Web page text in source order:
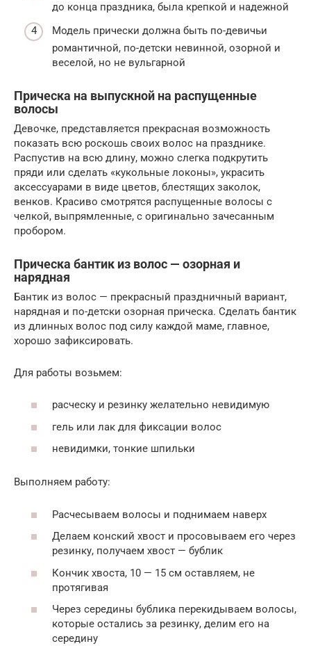
до конца праздника, была крепкой и надежной
Модель прически должна быть по-девичьи
романтичной, по-детски невинной, озорной и
веселой, но не вульгарной
Прическа на выпускной на распущенные
волосы
Девочке, представляется прекрасная возможность
показать всю роскошь своих волос на празднике.
Распустив на всю длину, можно слегка подкрутить
пряди или сделать «кукольные локоны», украсить
аксессуарами в виде цветов, блестящих заколок,
венков. Красиво смотрятся распущенные волосы с
челкой, выпрямленные, с оригинально зачесанным
пробором.
Прическа бантик из волос — озорная и
нарядная
Бантик из волос — прекрасный праздничный вариант,
нарядная и по-детски озорная прическа. Сделать бантик
из длинных волос под силу каждой маме, главное,
хорошо зафиксировать.
Для работы возьмем:
расческу и резинку желательно невидимую
гель или лак для фиксации волос
невидимки, тонкие шпильки
Выполняем работу:
Расчесываем волосы и поднимаем наверх
Делаем конский хвост и просовываем его через
резинку, получаем хвост — бублик
Кончик хвоста, 10 — 15 см оставляем, не
протягивая
Через середины бублика перекидываем волосы,
которые остались за резинку, делим его на
середину